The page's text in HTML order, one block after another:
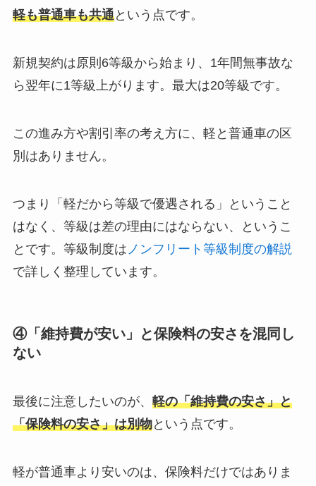
軽も普通車も共通という点です。
新規契約は原則6等級から始まり、1年間無事故な
ら翌年に1等級上がります。最大は20等級です。
この進み方や割引率の考え方に、軽と普通車の区
別はありません。
つまり「軽だから等級で優遇される」ということ
はなく、等級は差の理由にはならない、というこ
とです。等級制度は ノンフリート等級制度の解説
で詳しく整理しています。
④「維持費が安い」と保険料の安さを混同し
ない
最後に注意したいのが、 軽の「維持費の安さ」と
「保険料の安さ」は別物という点です。
軽が普通車より安いのは、保険料だけではありま